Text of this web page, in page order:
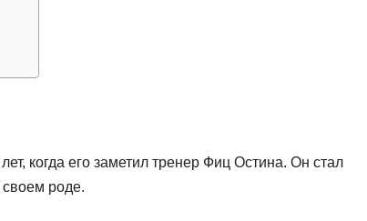
когда его заметил тренер Фиц Остина. Он стал
роде.